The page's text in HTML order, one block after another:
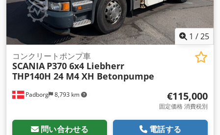
1 /25
Padborg 8,793 km
コンクリートポンプ車
SCANIA P370 6x4 Liebherr
THP140H 24 M4 XH Betonpumpe
€115,000
固定価格 消費税別
問い合わせる 電話する